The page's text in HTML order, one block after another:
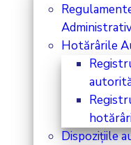
Hotărârile
Dispozițiile